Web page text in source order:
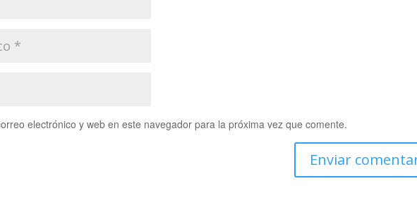
electrónico y web en este navegador para la próxima vez que comente.